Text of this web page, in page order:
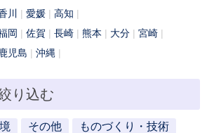
川
愛媛
高知
岡 佐賀 長崎 熊本 大分
宮崎
鹿児島
沖縄
り込む
その他
ものづくり・技術